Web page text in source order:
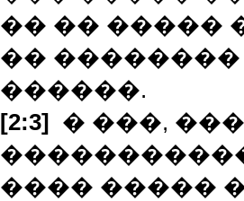
�� �� �����
��
������.
[2:3] � ���,
���� �����